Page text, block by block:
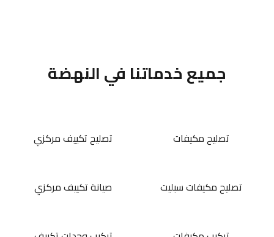
جميع خدماتنا في النهضة
تصليح مكيفات تصليح تكييف مركزي
تصليح مكيفات سبليت صيانة تكييف مركزي